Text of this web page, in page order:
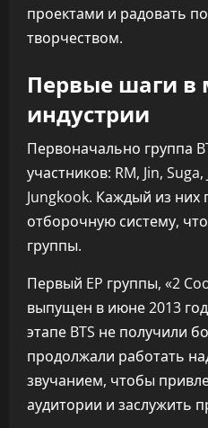
проектами и радовать
творчеством.
Первые шаги в
индустрии
Первоначально группа
участников: RM, Jin,
Jungkook. Каждый из
отборочную систему,
группы.
Первый EP группы, «2
выпущен в июне 2013
этапе BTS не получили
продолжали работать
звучанием, чтобы
аудитории и заслужить